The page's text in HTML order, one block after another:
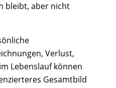
bleibt, aber nicht
Verlust,
Lebenslauf können
Gesamtbild